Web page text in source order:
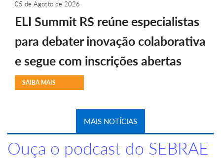
05 de Agosto de 2026
ELI Summit RS reúne especialistas
para debater inovação colaborativa
e segue com inscrições abertas
SAIBA MAIS
MAIS NOTÍCIAS
Ouça o podcast do SEBRAE